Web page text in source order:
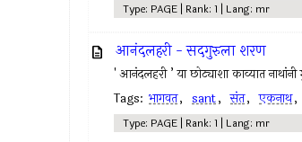
Type: PAGE | Rank: 1 | Lang: mr
आनंदलहरी - सद‍गुरुला शरण
' आनंदलहरी ’ या छोट्याशा काव्यात
Tags: भागवत, sant, संत, एकनाथ,
Type: PAGE | Rank: 1 | Lang: mr